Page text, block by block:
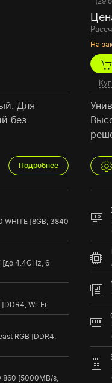
Для
без
Подробнее
WHITE [8GB, 3840
4.4GHz, 6
Wi-Fi]
RGB [DDR4,
860 [5000MB/s,
На